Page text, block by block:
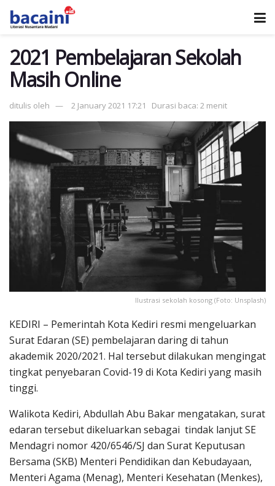
2021 Pembelajaran Sekolah
Masih Online
ditulis oleh 2 January 2021 17:21 Durasi baca: 2 menit
Ilustrasi sekolah kosong (Foto: Unsplash)
KEDIRI – Pemerintah Kota Kediri resmi mengeluarkan
Surat Edaran (SE) pembelajaran daring di tahun
akademik 2020/2021. Hal tersebut dilakukan mengingat
tingkat penyebaran Covid-19 di Kota Kediri yang masih
tinggi.
Walikota Kediri, Abdullah Abu Bakar mengatakan, surat
edaran tersebut dikeluarkan sebagai tindak lanjut SE
Mendagri nomor 420/6546/SJ dan Surat Keputusan
Bersama (SKB) Menteri Pendidikan dan Kebudayaan,
Menteri Agama (Menag), Menteri Kesehatan (Menkes),